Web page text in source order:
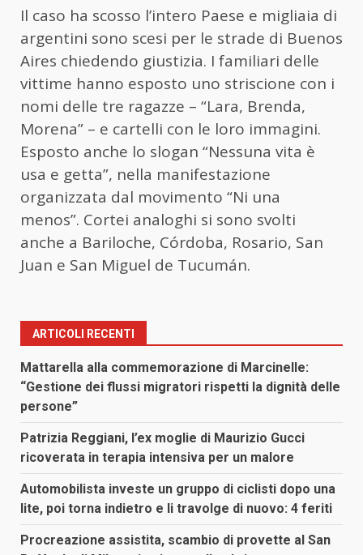
Il caso ha scosso l’intero Paese e migliaia di
argentini sono scesi per le strade di Buenos
Aires chiedendo giustizia. I familiari delle
vittime hanno esposto uno striscione con i
nomi delle tre ragazze – “Lara, Brenda,
Morena” – e cartelli con le loro immagini.
Esposto anche lo slogan “Nessuna vita è
usa e getta”, nella manifestazione
organizzata dal movimento “Ni una
menos”. Cortei analoghi si sono svolti
anche a Bariloche, Córdoba, Rosario, San
Juan e San Miguel de Tucumán.
ARTICOLI RECENTI
Mattarella alla commemorazione di Marcinelle:
“Gestione dei flussi migratori rispetti la dignità delle
persone”
Patrizia Reggiani, l’ex moglie di Maurizio Gucci
ricoverata in terapia intensiva per un malore
Automobilista investe un gruppo di ciclisti dopo una
lite, poi torna indietro e li travolge di nuovo: 4 feriti
Procreazione assistita, scambio di provette al San